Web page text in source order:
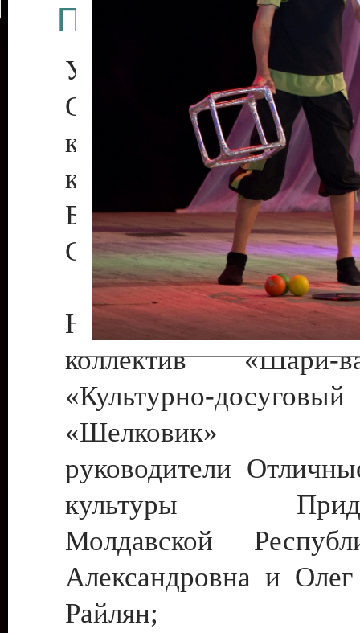
Приднестровского
Участники фестиваля:
Образцовый
коллектив
культуры с.
Бендеры ,
Светлана Георгиевна
Народный цирковой
коллектив
«Культурно-
«Шелковик»
руководители
культуры
Молдавской
Александровна и
Райлян;